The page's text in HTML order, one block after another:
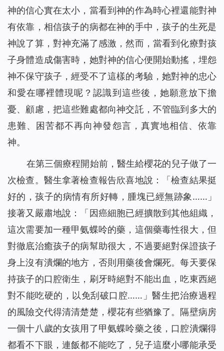
神的信心實在太小，當看到神的作為時心裡還能對神
有依靠，相信孩子的病都在神的手中，孩子的生死是
神說了算，對神充滿了感激，然而，當看到化療對孩
子身體造成傷害時，她對神的信心便開始動搖，埋怨
神不保守孩子，經受不了這樣的考驗，她對神的忠心
和愛在哪裡體現呢？認識到這些後，她願意放下擔
憂、顧慮，把這些難處都向神交託，不管臨到多大的
患難、困苦都不再向神發怨言，真實地相信、依靠
神。
在第三個療程開始前，醫生給櫻花的兒子做了一
次檢查。醫生拿著檢查報告欣喜地說：「檢查結果挺
好的，孩子的病情有所好轉，腫塊已經無跡象……」
接著又嚴肅地說：「因癌細胞已經擴散到其他組織，
這次需要加一種甲氨蝶呤的藥，這個藥毒性很大，但
對徹底治癒孩子的病幫助很大，不過要絕對保證孩子
身上沒有潰爛的地方，否則用藥後會爛死。每天要保
持孩子的口腔衛生，刷牙時絕對不能出血，吃東西絕
對不能吃硬的，以免刮破口腔……」醫生把治療過程
的風險交代得清清楚楚，櫻花有些猶豫了。隔壁病房
一個十八歲的女孩用了甲氨蝶呤藥之後，口腔潰爛得
都看不下眼，連飯都不能吃了，兒子這麼小哪能承受